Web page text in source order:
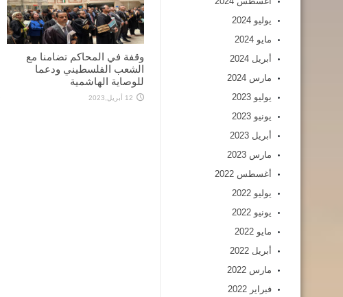
وقفة في المحاكم تضامنا مع
الشعب الفلسطيني ودعما
للوصاية الهاشمية
12 أبريل,2023
يوليو 2024
مايو 2024
أبريل 2024
مارس 2024
يوليو 2023
يونيو 2023
أبريل 2023
مارس 2023
أغسطس 2022
يوليو 2022
يونيو 2022
مايو 2022
أبريل 2022
مارس 2022
فبراير 2022